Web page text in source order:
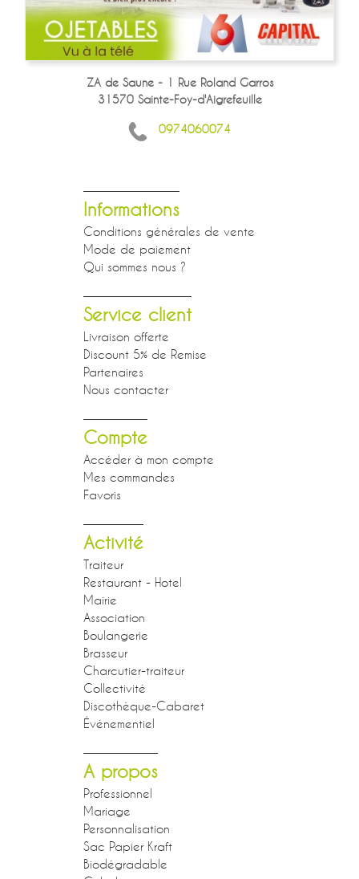
ZA de Saune - 1 Rue Roland Garros
31570 Sainte-Foy-d'Aigrefeuille
0974060074
Informations
Conditions générales de vente
Mode de paiement
Qui sommes nous ?
Service client
Livraison offerte
Discount 5% de Remise
Partenaires
Nous contacter
Compte
Accéder à mon compte
Mes commandes
Favoris
Activité
Traiteur
Restaurant - Hotel
Mairie
Association
Boulangerie
Brasseur
Charcutier-traiteur
Collectivité
Discothèque-Cabaret
Événementiel
A propos
Professionnel
Mariage
Personnalisation
Sac Papier Kraft
Biodégradable